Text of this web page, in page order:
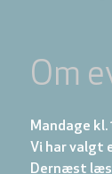
Om
Mandage kl.
Vi har valgt
Dernæst